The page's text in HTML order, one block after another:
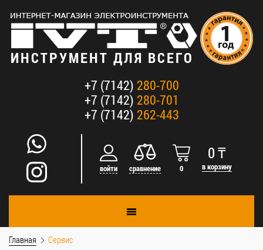
ИНСТРУМЕНТ ДЛЯ ВСЕГО
+7 (7142) 280-700
+7 (7142) 280-701
+7 (7142) 262-443
войти сравнение 0
0₸
в корзину
Главная Cервис